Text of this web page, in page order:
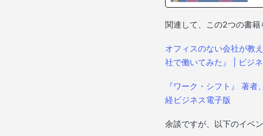
関連して、この2つの書籍
オフィスのない会社が教
社で働いてみた』 | ビジ
『ワーク・シフト』 著
経ビジネス電子版
余談ですが、以下のイベ